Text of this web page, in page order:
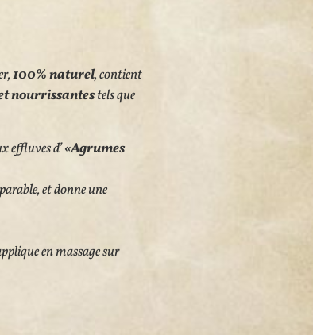
100% naturel, contient
nourrissantestels que
effluves d’«Agrumes
et donne une
en massage sur